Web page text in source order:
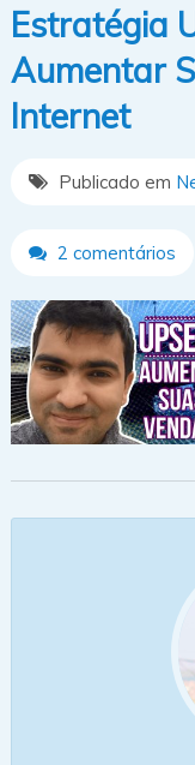
Estratégia
Aumentar
Internet
Publicado em
2 comentários